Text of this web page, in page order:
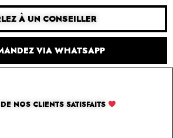
À UN CONSEILLER
VIA WHATSAPP
NOS CLIENTS SATISFAITS